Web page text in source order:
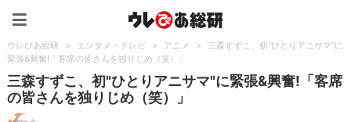
ウレぴあ総研 > エンタメ・テレビ > アニメ >
三森すずこ、初"ひとりアニサマ"に
緊張&興奮!「客席の皆さんを独りじめ（笑）」
三森すずこ、初"ひとりアニサマ"に緊張&興奮!「客席
の皆さんを独りじめ（笑）」